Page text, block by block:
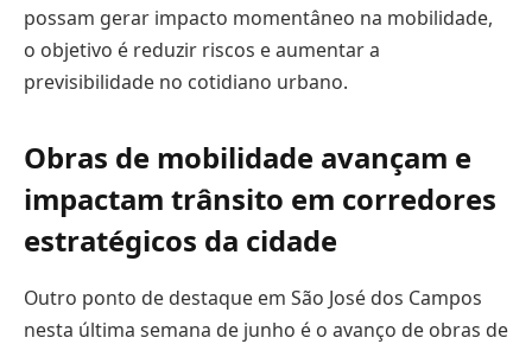
possam gerar impacto momentâneo na mobilidade,
o objetivo é reduzir riscos e aumentar a
previsibilidade no cotidiano urbano.
Obras de mobilidade avançam e
impactam trânsito em corredores
estratégicos da cidade
Outro ponto de destaque em São José dos Campos
nesta última semana de junho é o avanço de obras de